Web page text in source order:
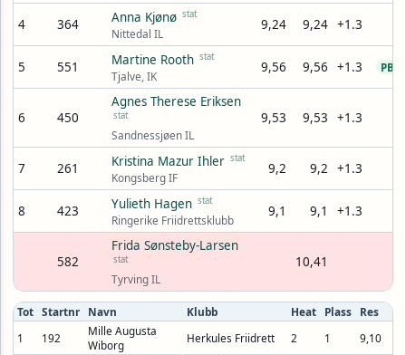
4 364 Anna Kjønø stat
Nittedal IL
9,24 9,24 +1.3
5 551 Martine Rooth stat
Tjalve, IK
9,56 9,56 +1.3 PB
6 450
Agnes Therese Eriksen
stat
Sandnessjøen IL
9,53 9,53 +1.3
7 261 Kristina Mazur Ihler stat
Kongsberg IF
9,2 9,2 +1.3
8 423 Yulieth Hagen stat
Ringerike Friidrettsklubb
9,1 9,1 +1.3
582
Frida Sønsteby-Larsen
stat
Tyrving IL
10,41
Tot Startnr Navn Klubb Heat Plass
Res
1
192
Mille Augusta
Wiborg
Herkules Friidrett 2 1 9,10